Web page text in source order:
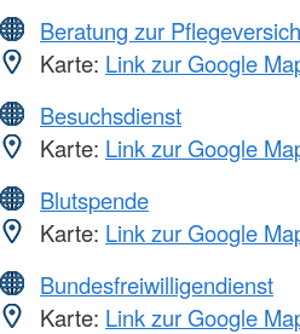
Beratung zur
Karte: Link zur Google
Besuchsdienst
Karte: Link zur Google
Blutspende
Karte: Link zur Google
Bundesfreiwilligendienst
Karte: Link zur Google